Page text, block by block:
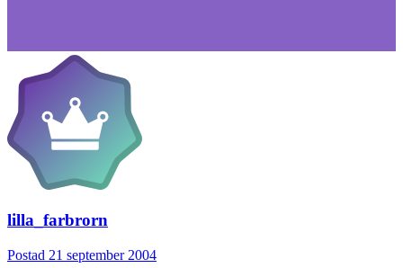
lilla_farbrorn
Postad 21 september 2004